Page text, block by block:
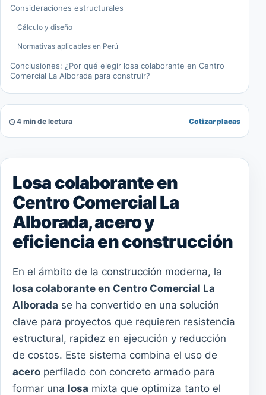
Consideraciones estructurales
Cálculo y diseño
Normativas aplicables en Perú
Conclusiones: ¿Por qué elegir losa colaborante en Centro
Comercial La Alborada para construir?
◷ 4 min de lectura Cotizar placas
Losa colaborante en
Centro Comercial La
Alborada, acero y
eficiencia en construcción
En el ámbito de la construcción moderna, la
losa colaborante en Centro Comercial La
Alborada se ha convertido en una solución
clave para proyectos que requieren resistencia
estructural, rapidez en ejecución y reducción
de costos. Este sistema combina el uso de
acero perfilado con concreto armado para
formar una losa mixta que optimiza tanto el